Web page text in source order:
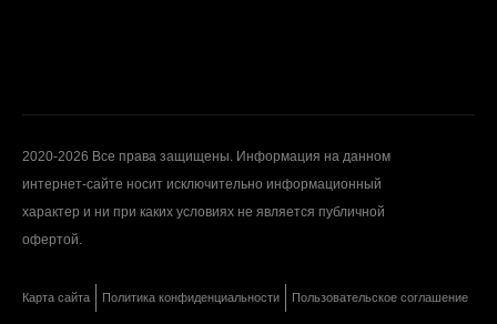
2020-2026 Все права защищены. Информация на данном
интернет-сайте носит исключительно информационный
характер и ни при каких условиях не является публичной
офертой.
Карта сайта Политика конфиденциальности Пользовательское соглашение